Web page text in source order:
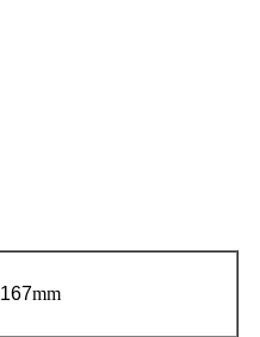
167mm